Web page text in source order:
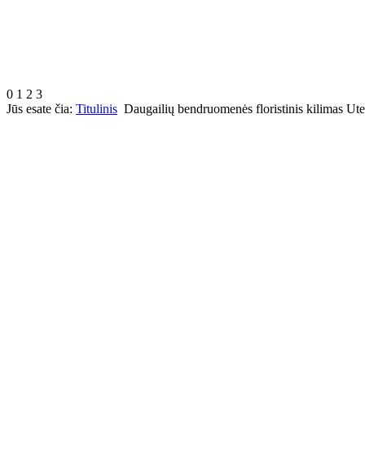
0 1 2 3
Jūs esate čia: Titulinis Daugailių bendruomenės floristinis kilimas